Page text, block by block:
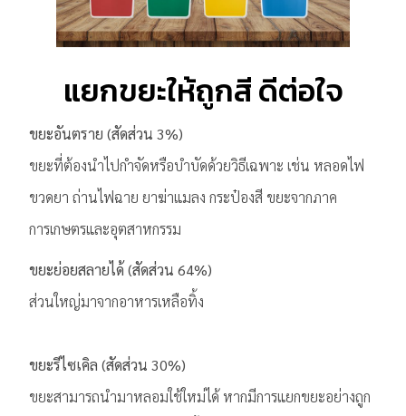
แยกขยะให้ถูกสี ดีต่อใจ
ขยะอันตราย (สัดส่วน 3%)
ขยะที่ต้องนําไปกําจัดหรือบําบัดด้วยวิธีเฉพาะ เช่น หลอดไฟ
ขวดยา ถ่านไฟฉาย ยาฆ่าแมลง กระป๋องสี ขยะจากภาค
การเกษตรและอุตสาหกรรม
ขยะย่อยสลายได้ (สัดส่วน 64%)
ส่วนใหญ่มาจากอาหารเหลือทิ้ง
ขยะรีไซเคิล (สัดส่วน 30%)
ขยะสามารถนำมาหลอมใช้ใหม่ได้ หากมีการแยกขยะอย่างถูก